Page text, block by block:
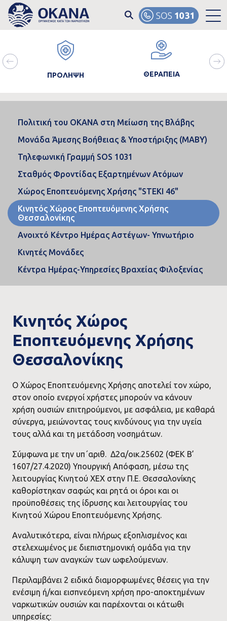
Skip to main content
ΠΡΟΛΗΨΗ ΘΕΡΑΠΕΙΑ
Πολιτική του ΟΚΑΝΑ στη Μείωση της Βλάβης
Μονάδα Άμεσης Βοήθειας & Υποστήριξης (MABY)
Τηλεφωνική Γραμμή SOS 1031
Σταθμός Φροντίδας Εξαρτημένων Ατόμων
Χώρος Εποπτευόμενης Χρήσης "STEKI 46"
Κινητός Χώρος Εποπτευόμενης Χρήσης
Θεσσαλονίκης
Ανοιχτό Κέντρο Ημέρας Αστέγων- Υπνωτήριο
Κινητές Μονάδες
Κέντρα Ημέρας-Υπηρεσίες Βραχείας Φιλοξενίας
Κινητός Χώρος
Εποπτευόμενης Χρήσης
Θεσσαλονίκης
Ο Χώρος Εποπτευόμενης Χρήσης αποτελεί τον χώρο,
στον οποίο ενεργοί χρήστες μπορούν να κάνουν
χρήση ουσιών επιτηρούμενοι, με ασφάλεια, με καθαρά
σύνεργα, μειώνοντας τους κινδύνους για την υγεία
τους αλλά και τη μετάδοση νοσημάτων.
Σύμφωνα με την υπ΄αριθ. Δ2α/οικ.25602 (ΦΕΚ Β’
1607/27.4.2020) Υπουργική Απόφαση, μέσω της
λειτουργίας Κινητού ΧΕΧ στην Π.Ε. Θεσσαλονίκης
καθορίστηκαν σαφώς και ρητά οι όροι και οι
προϋποθέσεις της ίδρυσης και λειτουργίας τoυ
Κινητού Χώρου Εποπτευόμενης Χρήσης.
Αναλυτικότερα, είναι πλήρως εξοπλισμένος και
στελεχωμένος με διεπιστημονική ομάδα για την
κάλυψη των αναγκών των ωφελούμενων.
Περιλαμβάνει 2 ειδικά διαμορφωμένες θέσεις για την
ενέσιμη ή/και εισπνεόμενη χρήση προ-αποκτημένων
ναρκωτικών ουσιών και παρέχονται οι κάτωθι
υπηρεσίες: